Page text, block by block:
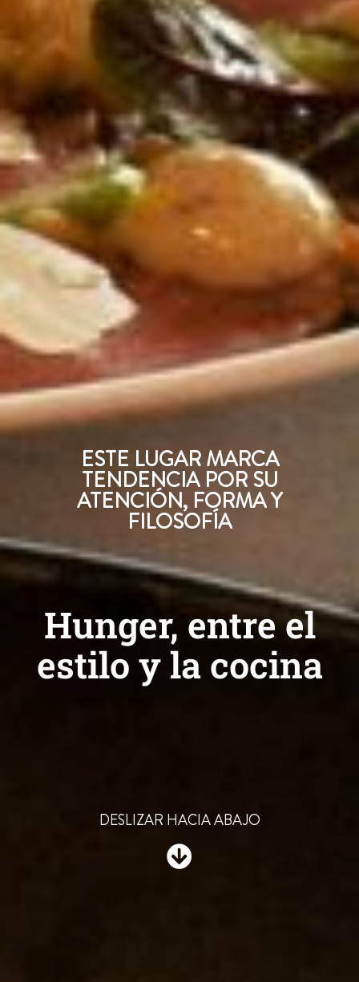
ESTE LUGAR MARCA
TENDENCIA POR SU
ATENCIÓN, FORMA Y
FILOSOFÍA
Hunger, entre el
estilo y la cocina
DESLIZAR HACIA ABAJO